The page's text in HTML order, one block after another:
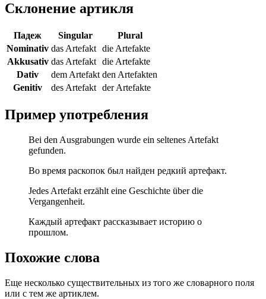
Склонение артикля
Падеж Singular
Plural
Nominativ das Artefakt die Artefakte
Akkusativ das Artefakt die Artefakte
Dativ
dem Artefakt den Artefakten
Genitiv
des Artefakt der Artefakte
Пример употребления
Bei den Ausgrabungen wurde ein seltenes Artefakt
gefunden.
Во время раскопок был найден редкий артефакт.
Jedes Artefakt erzählt eine Geschichte über die
Vergangenheit.
Каждый артефакт рассказывает историю о
прошлом.
Похожие слова
Еще несколько существительных из того же словарного поля
или с тем же артиклем.